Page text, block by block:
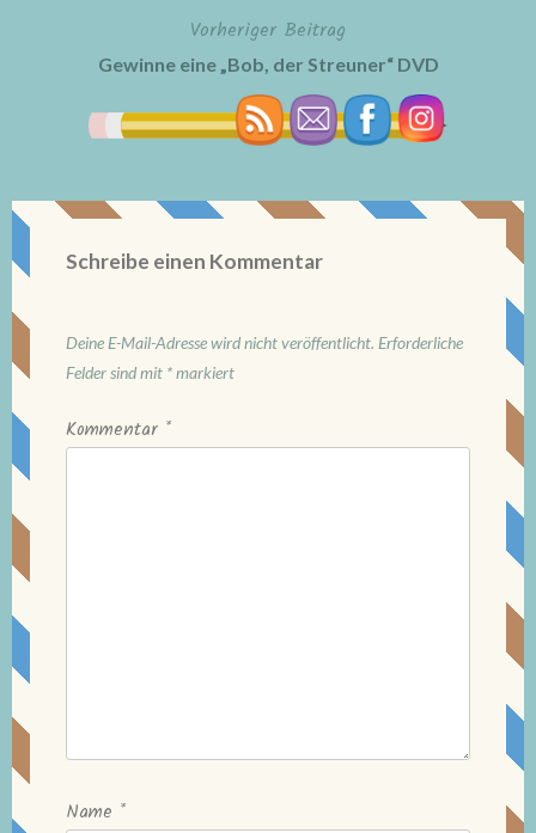
BeitragsnavigationVorheriger Beitrag
Gewinne eine „Bob, der Streuner“ DVD
Schreibe einen Kommentar
Deine E-Mail-Adresse wird nicht veröffentlicht. Erforderliche
Felder sind mit *markiert
Kommentar *
Name *